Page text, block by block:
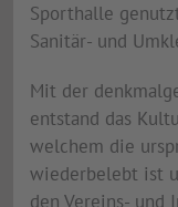
Sporthalle
Sanitär- und
Mit der
entstand das
welchem die
wiederbelebt ist
den Vereins- und